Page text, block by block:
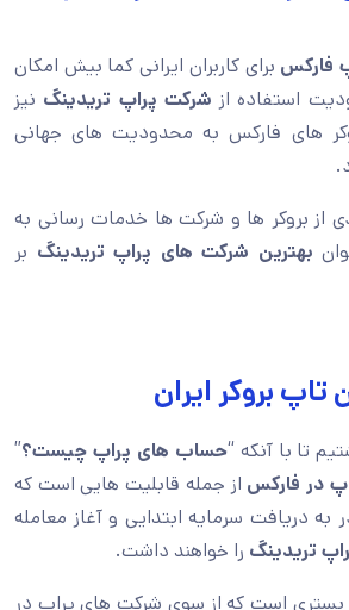
فارکس برای کاربران ایرانی کما بیش امکان
استفاده از شرکت پراپ تریدینگ نیز
های فارکس به محدودیت های جهانی
از بروکر ها و شرکت ها خدمات رسانی به
بهترین شرکت های پراپ تریدینگ بر
تاپ بروکر ایران
تا با آنکه “حساب های پراپ چیست؟”
در فارکس از جمله قابلیت هایی است که
به دریافت سرمایه ابتدایی و آغاز معامله
تریدینگ را خواهند داشت.
بستری است که از سوی شرکت‌ های پراپ در